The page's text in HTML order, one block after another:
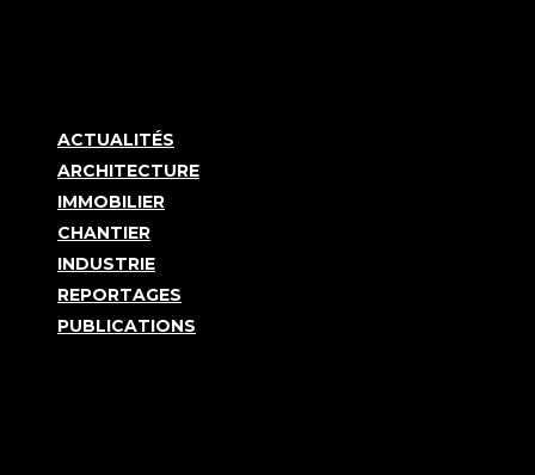
ACTUALITÉS
ARCHITECTURE
IMMOBILIER
CHANTIER
INDUSTRIE
REPORTAGES
PUBLICATIONS